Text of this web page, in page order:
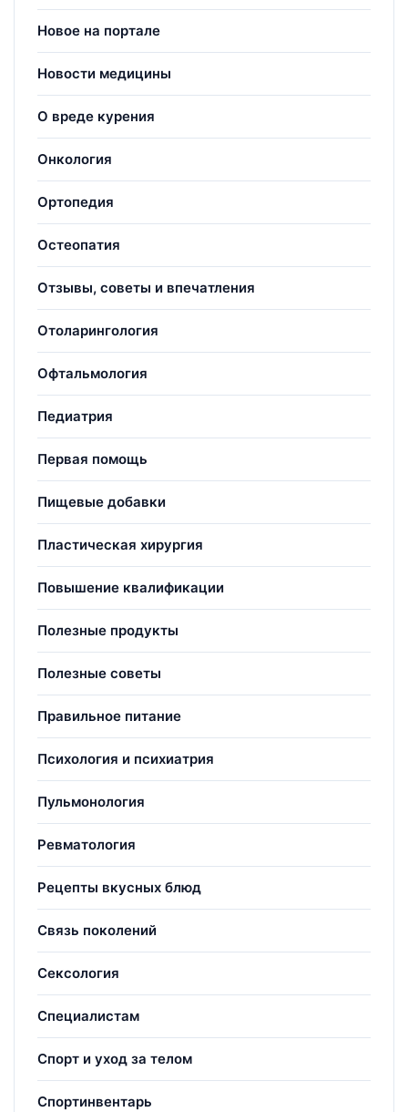
Новое на портале
Новости медицины
О вреде курения
Онкология
Ортопедия
Остеопатия
Отзывы, советы и впечатления
Отоларингология
Офтальмология
Педиатрия
Первая помощь
Пищевые добавки
Пластическая хирургия
Повышение квалификации
Полезные продукты
Полезные советы
Правильное питание
Психология и психиатрия
Пульмонология
Ревматология
Рецепты вкусных блюд
Связь поколений
Сексология
Специалистам
Спорт и уход за телом
Спортинвентарь